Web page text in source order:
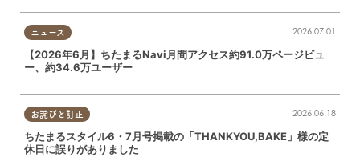
ニュース 2026.07.01
【2026年6月】ちたまるNavi月間アクセス約91.0万ページビュ
ー、約34.6万ユーザー
お詫びと訂正 2026.06.18
ちたまるスタイル6・7月号掲載の「THANKYOU,BAKE」様の定
休日に誤りがありました